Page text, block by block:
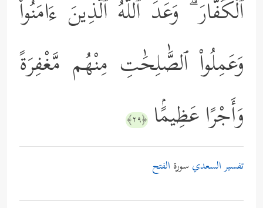
ٱلْكُفَّارَ ۗ وَعَدَ ٱللَّهُ ٱلَّذِينَ ءَامَنُواْ
وَعَمِلُواْ ٱلصَّٰلِحَٰتِ مِنْهُم مَّغْفِرَةً
وَأَجْرًا عَظِيمًۢا ﴿٢٩﴾
تفسير السعدي سورة الفتح